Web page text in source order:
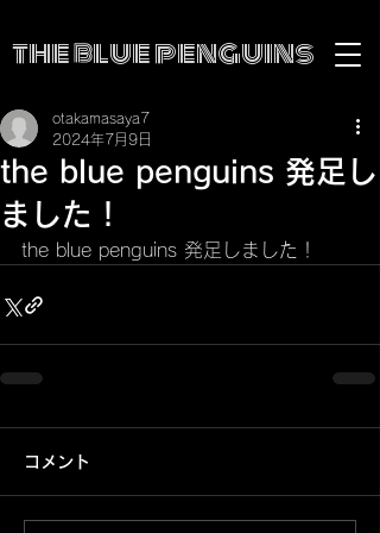
the blue penguins
the blue penguins 発足し
ました！
otakamasaya7
2024年7月9日
the blue penguins 発足しました！
コメント